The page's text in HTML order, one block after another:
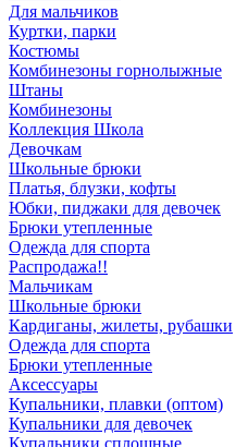
Для мальчиков
Куртки, парки
Костюмы
Комбинезоны горнолыжные
Штаны
Комбинезоны
Коллекция Школа
Девочкам
Школьные брюки
Платья, блузки, кофты
Юбки, пиджаки для девочек
Брюки утепленные
Одежда для спорта
Распродажа!!
Мальчикам
Школьные брюки
Кардиганы, жилеты, рубашки
Одежда для спорта
Брюки утепленные
Аксессуары
Купальники, плавки (оптом)
Купальники для девочек
Купальники сплошные